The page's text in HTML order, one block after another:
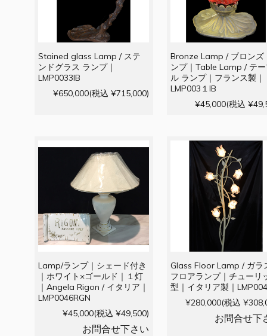
Stained glass Lamp / ステ
ンドグラス ランプ｜
LMP0033IB
¥650,000(税込 ¥715,000)
Bronze Lamp / ブロンズ
ンプ｜Table Lamp / テ
ル ランプ｜フランス製｜
LMP003１IB
¥45,000(税込
Lamp/ランプ｜シェード付き
｜ホワイト×ゴールド｜１灯
｜Angela Rigon / イタリア｜
LMP0046RGN
¥45,000(税込 ¥49,500)
お問合せ下さい
Glass Floor Lamp / ガラ
フロアランプ｜チューリ
型｜イタリア製｜
¥280,000(税込
お問合せ下